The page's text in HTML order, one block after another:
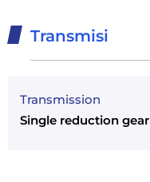
Transmisi
Transmission
Single reduction gear